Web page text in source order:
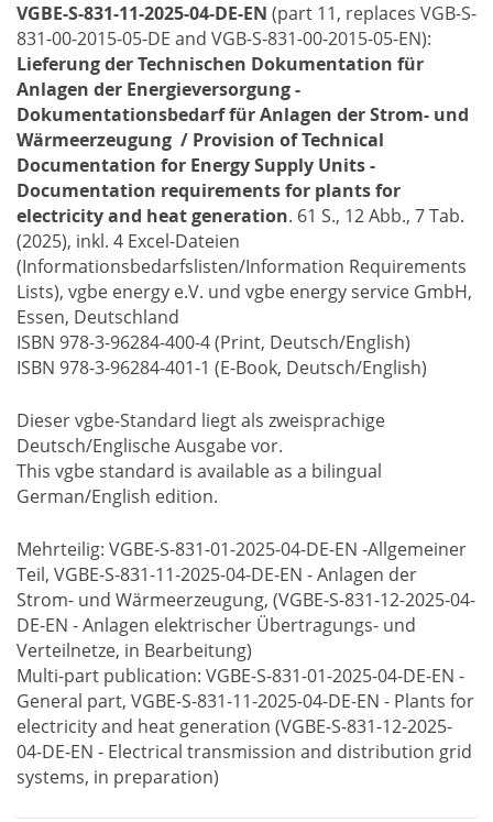
VGBE-S-831-11-2025-04-DE-EN (part 11, replaces VGB-S-
831-00-2015-05-DE and VGB-S-831-00-2015-05-EN):
Lieferung der Technischen Dokumentation für
Anlagen der Energieversorgung -
Dokumentationsbedarf für Anlagen der Strom- und
Wärmeerzeugung / Provision of Technical
Documentation for Energy Supply Units -
Documentation requirements for plants for
electricity and heat generation. 61 S., 12 Abb., 7 Tab.
(2025), inkl. 4 Excel-Dateien
(Informationsbedarfslisten/Information Requirements
Lists), vgbe energy e.V. und vgbe energy service GmbH,
Essen, Deutschland
ISBN 978-3-96284-400-4 (Print, Deutsch/English)
ISBN 978-3-96284-401-1 (E-Book, Deutsch/English)
Dieser vgbe-Standard liegt als zweisprachige
Deutsch/Englische Ausgabe vor.
This vgbe standard is available as a bilingual
German/English edition.
Mehrteilig: VGBE-S-831-01-2025-04-DE-EN -Allgemeiner
Teil, VGBE-S-831-11-2025-04-DE-EN - Anlagen der
Strom- und Wärmeerzeugung, (VGBE-S-831-12-2025-04-
DE-EN - Anlagen elektrischer Übertragungs- und
Verteilnetze, in Bearbeitung)
Multi-part publication: VGBE-S-831-01-2025-04-DE-EN -
General part, VGBE-S-831-11-2025-04-DE-EN - Plants for
electricity and heat generation (VGBE-S-831-12-2025-
04-DE-EN - Electrical transmission and distribution grid
systems, in preparation)